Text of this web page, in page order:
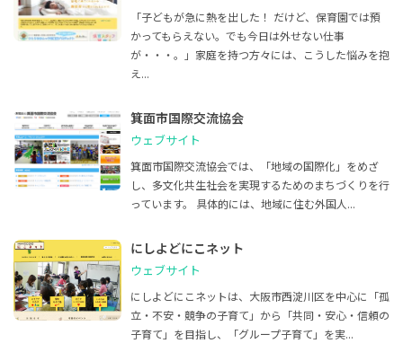
「子どもが急に熱を出した！ だけど、保育園では預
かってもらえない。でも今日は外せない仕事
が・・・。」家庭を持つ方々には、こうした悩みを抱
え...
箕面市国際交流協会
ウェブサイト
箕面市国際交流協会では、「地域の国際化」をめざ
し、多文化共生社会を実現するためのまちづくりを行
っています。 具体的には、地域に住む外国人...
にしよどにこネット
ウェブサイト
にしよどにこネットは、大阪市西淀川区を中心に「孤
立・不安・競争の子育て」から「共同・安心・信頼の
子育て」を目指し、「グループ子育て」を実...